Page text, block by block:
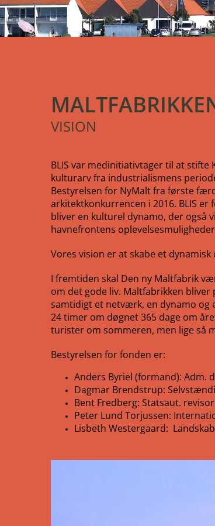
VISION
BLIS var medinitiativtager til at
kulturarv fra industrialismens
Bestyrelsen for NyMalt fra første
arkitektkonkurrencen i 2016. BLIS
bliver en kulturel dynamo, der også
havnefrontens
Vores vision er at skabe et
I fremtiden skal Den ny Maltfabrik
om det gode liv. Maltfabrikken
samtidigt et netværk, en dynamo og
24 timer om døgnet 365 dage om
turister om sommeren, men lige så
Bestyrelsen for fonden er:
Anders Byriel (formand): Adm.
Dagmar Brendstrup:
Bent Fredberg: Statsaut. revisor
Peter Lund Torjussen:
Lisbeth Westergaard: